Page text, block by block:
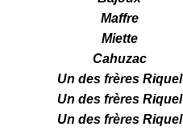
Maffre
Miette
Cahuzac
Un des frères Riquel
Un des frères Riquel
Un des frères Riquel